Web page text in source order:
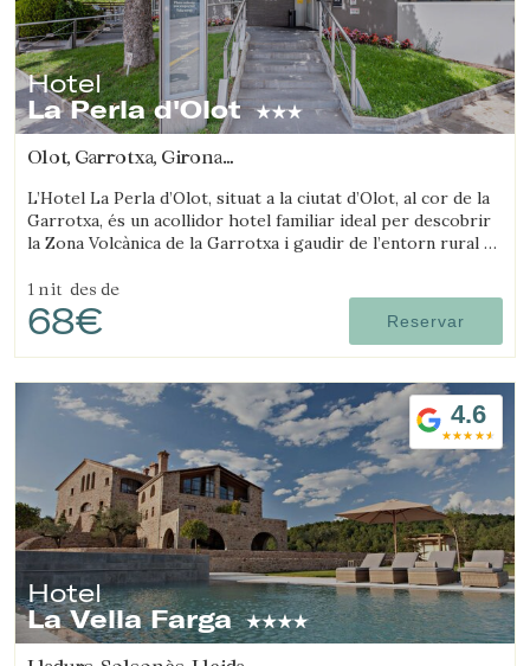
Hotel
La Perla d'Olot
Olot, Garrotxa, Girona
L’Hotel La Perla d’Olot, situat a la ciutat d’Olot, al cor de la
Garrotxa, és un acollidor hotel familiar ideal per descobrir
la Zona Volcànica de la Garrotxa i gaudir de l’entorn rural de
1 nit des de
68€ Reservar
4.6
Hotel
La Vella Farga
Guardar configuració Acceptar totes